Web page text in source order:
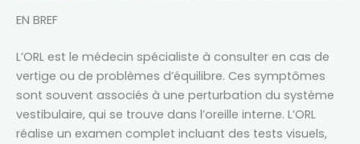
EN BREF
L’ORL est le médecin spécialiste à consulter en cas de
vertige ou de problèmes d’équilibre. Ces symptômes
sont souvent associés à une perturbation du système
vestibulaire, qui se trouve dans l’oreille interne. L’ORL
réalise un examen complet incluant des tests visuels,